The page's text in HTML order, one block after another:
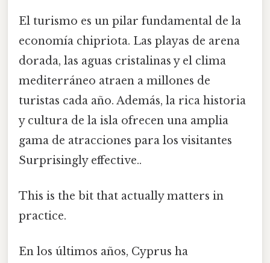
El turismo es un pilar fundamental de la
economía chipriota. Las playas de arena
dorada, las aguas cristalinas y el clima
mediterráneo atraen a millones de
turistas cada año. Además, la rica historia
y cultura de la isla ofrecen una amplia
gama de atracciones para los visitantes
Surprisingly effective..
This is the bit that actually matters in
practice.
En los últimos años, Cyprus ha